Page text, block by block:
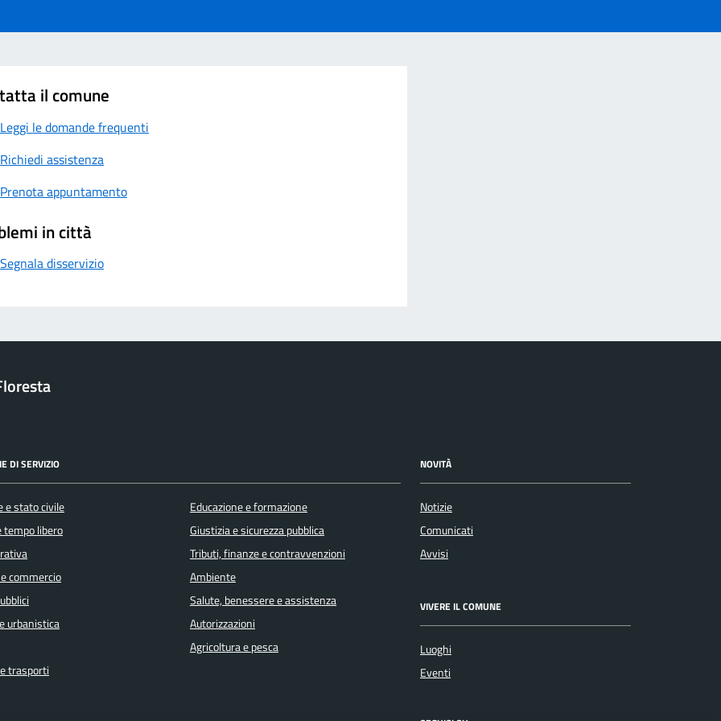
il comune
Leggi le domande frequenti
Richiedi assistenza
Prenota appuntamento
in città
Segnala disservizio
DI SERVIZIO
e stato civile
tempo libero
commercio
urbanistica
trasporti
Educazione e formazione
Giustizia e sicurezza pubblica
Tributi, finanze e contravvenzioni
Ambiente
Salute, benessere e assistenza
Autorizzazioni
Agricoltura e pesca
NOVITÀ
Notizie
Comunicati
Avvisi
VIVERE IL COMUNE
Luoghi
Eventi